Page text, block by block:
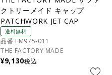
クトリーメイド キャップ
PATCHWORK JET CAP
送料無料
品番 FM975-011
THE FACTORY MADE
¥9,130税込